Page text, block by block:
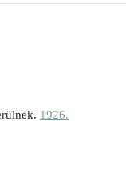
1926.